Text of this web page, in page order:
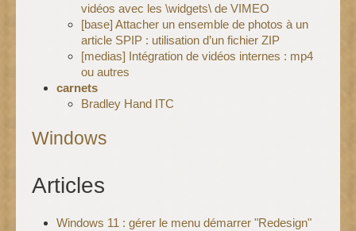
vidéos avec les \widgets\ de VIMEO
[base] Attacher un ensemble de photos à un
article SPIP : utilisation d’un fichier ZIP
[medias] Intégration de vidéos internes : mp4
ou autres
carnets
Bradley Hand ITC
Windows
Articles
Windows 11 : gérer le menu démarrer "Redesign"